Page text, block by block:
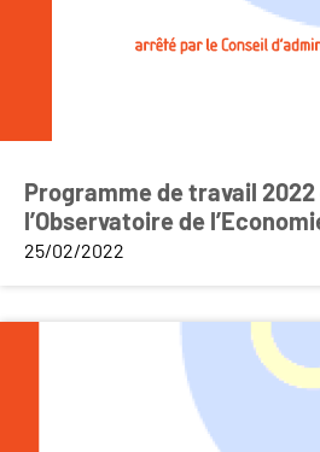
Programme de travail 2022
l’Observatoire de
Territoires
25/02/2022